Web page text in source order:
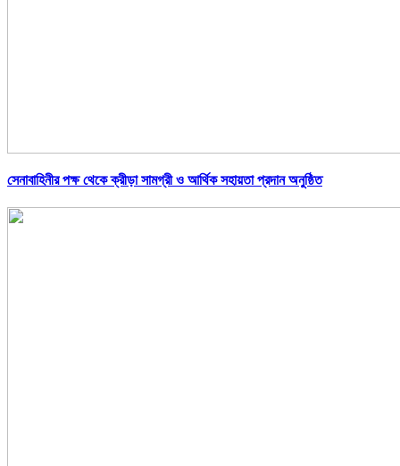
সেনাবাহিনীর পক্ষ থেকে ক্রীড়া সামগ্রী ও আর্থিক সহায়তা প্রদান অনুষ্ঠিত